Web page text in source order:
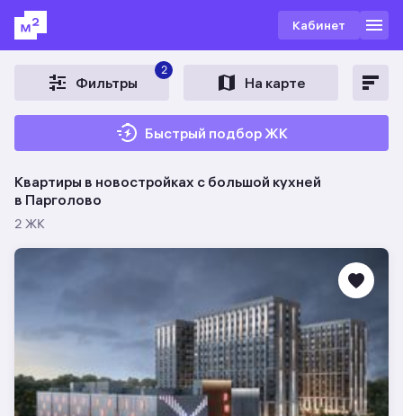
Кабинет
Фильтры
2
На карте
Быстрый подбор ЖК
Квартиры в новостройках c большой кухней
в Парголово
2 ЖК